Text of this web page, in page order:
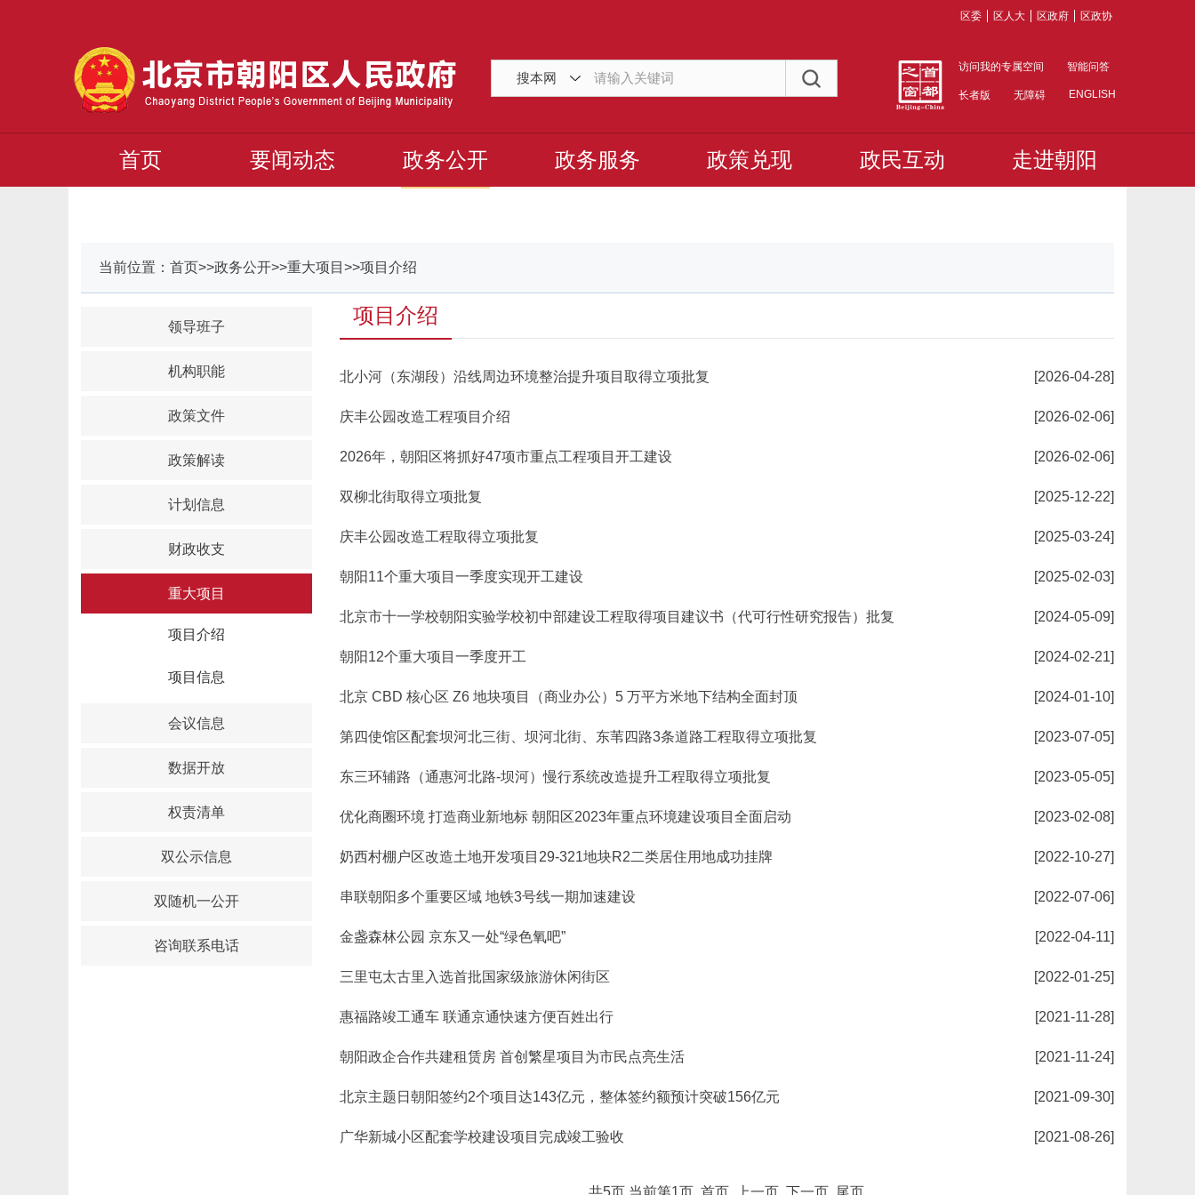
区委 区人大 区政府 区政协
搜本网
访问我的专属空间 智能问答
长者版 无障碍 ENGLISH
首页 要闻动态 政务公开 政务服务 政策兑现 政民互动 走进朝阳
当前位置：首页>>政务公开>>重大项目>>项目介绍
领导班子
机构职能
政策文件
政策解读
计划信息
财政收支
重大项目
项目介绍
项目信息
会议信息
数据开放
权责清单
双公示信息
双随机一公开
咨询联系电话
项目介绍
[2026-04-28]
北小河（东湖段）沿线周边环境整治提升项目取得立项批复
[2026-02-06]
庆丰公园改造工程项目介绍
[2026-02-06]
2026年，朝阳区将抓好47项市重点工程项目开工建设
[2025-12-22]
双柳北街取得立项批复
[2025-03-24]
庆丰公园改造工程取得立项批复
[2025-02-03]
朝阳11个重大项目一季度实现开工建设
[2024-05-09]
北京市十一学校朝阳实验学校初中部建设工程取得项目建议书（代可行性研究报告）批复
[2024-02-21]
朝阳12个重大项目一季度开工
[2024-01-10]
北京 CBD 核心区 Z6 地块项目（商业办公）5 万平方米地下结构全面封顶
[2023-07-05]
第四使馆区配套坝河北三街、坝河北街、东苇四路3条道路工程取得立项批复
[2023-05-05]
东三环辅路（通惠河北路-坝河）慢行系统改造提升工程取得立项批复
[2023-02-08]
优化商圈环境 打造商业新地标 朝阳区2023年重点环境建设项目全面启动
[2022-10-27]
奶西村棚户区改造土地开发项目29-321地块R2二类居住用地成功挂牌
[2022-07-06]
串联朝阳多个重要区域 地铁3号线一期加速建设
[2022-04-11]
金盏森林公园 京东又一处“绿色氧吧”
[2022-01-25]
三里屯太古里入选首批国家级旅游休闲街区
[2021-11-28]
惠福路竣工通车 联通京通快速方便百姓出行
[2021-11-24]
朝阳政企合作共建租赁房 首创繁星项目为市民点亮生活
[2021-09-30]
北京主题日朝阳签约2个项目达143亿元，整体签约额预计突破156亿元
[2021-08-26]
广华新城小区配套学校建设项目完成竣工验收
共5页 当前第1页首页 上一页 下一页 尾页